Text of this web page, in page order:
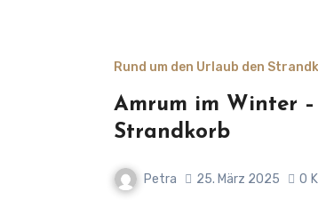
Rund um den Urlaub den
Amrum im Winter
Strandkorb
Petra 25. März 2025 0